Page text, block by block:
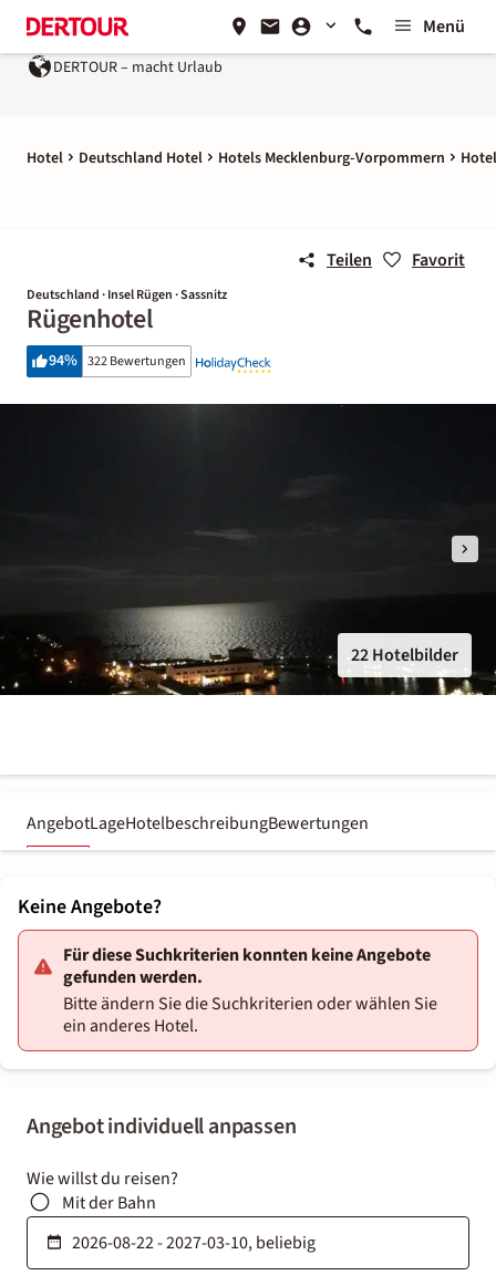
Menü
DERTOUR – macht Urlaub
Hotel Deutschland Hotel Hotels Mecklenburg-Vorpommern
Teilen Favorit
Deutschland · Insel Rügen · Sassnitz
Rügenhotel
94% 322 Bewertungen
22 Hotelbilder
AngebotLageHotelbeschreibungBewertungen
Angebot individuell anpassen
Wie willst du reisen?
Mit der Bahn
Keine Angebote?
Für diese Suchkriterien konnten keine Angebote
gefunden werden.
Bitte ändern Sie die Suchkriterien oder wählen Sie
ein anderes Hotel.